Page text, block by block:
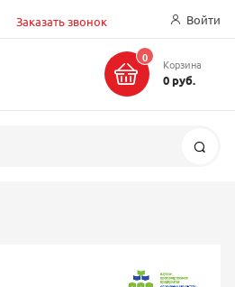
Заказать звонок Войти
0 Корзина
0 руб.